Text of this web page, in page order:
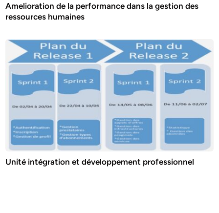
Amelioration de la performance dans la gestion des
ressources humaines
Unité intégration et développement professionnel